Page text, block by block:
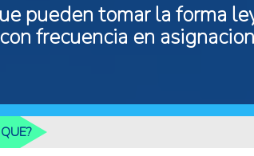
pueden tomar la forma
frecuencia en